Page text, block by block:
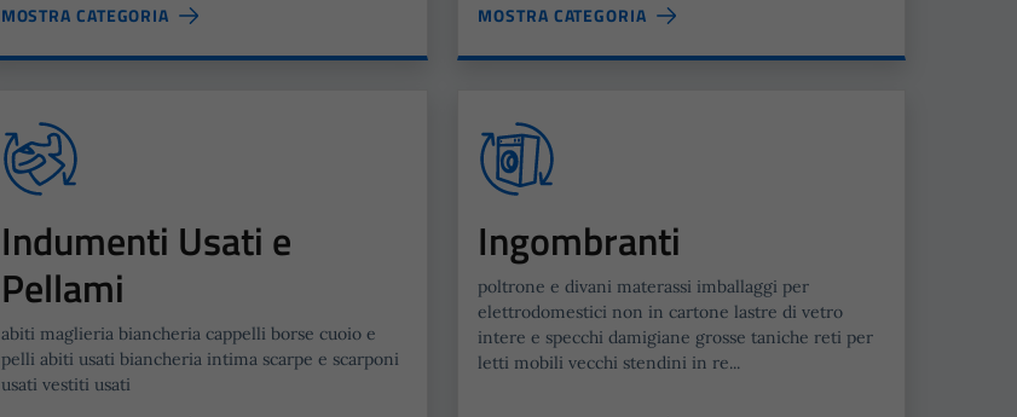
MOSTRA CATEGORIA MOSTRA CATEGORIA
Indumenti Usati e
Pellami
abiti maglieria biancheria cappelli borse cuoio e
pelli abiti usati biancheria intima scarpe e scarponi
usati vestiti usati
Ingombranti
poltrone e divani materassi imballaggi per
elettrodomestici non in cartone lastre di vetro
intere e specchi damigiane grosse taniche reti per
letti mobili vecchi stendini in re...